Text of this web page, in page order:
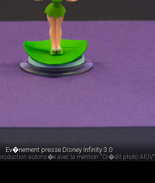
Ev�nement presse Disney Infinity 3.0
autoris�e avec la mention "Cr�dit photo AFJV"